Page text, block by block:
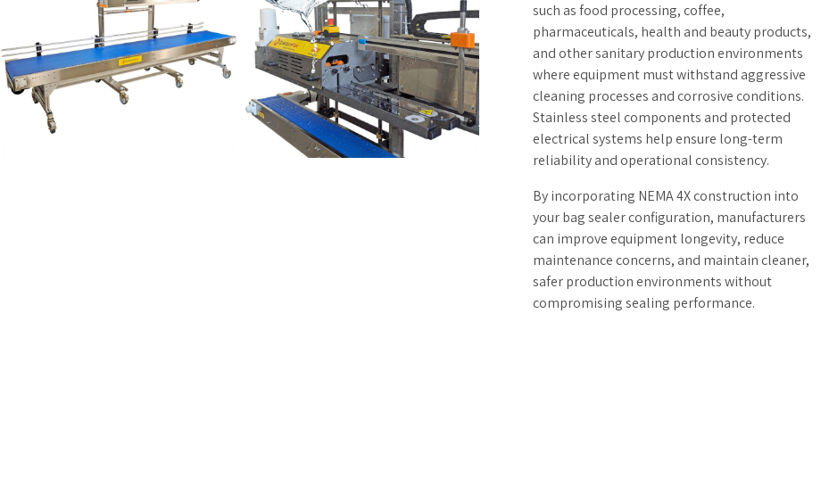
such as food processing, coffee,
pharmaceuticals, health and beauty products,
and other sanitary production environments
where equipment must withstand aggressive
cleaning processes and corrosive conditions.
Stainless steel components and protected
electrical systems help ensure long-term
reliability and operational consistency.
By incorporating NEMA 4X construction into
your bag sealer configuration, manufacturers
can improve equipment longevity, reduce
maintenance concerns, and maintain cleaner,
safer production environments without
compromising sealing performance.